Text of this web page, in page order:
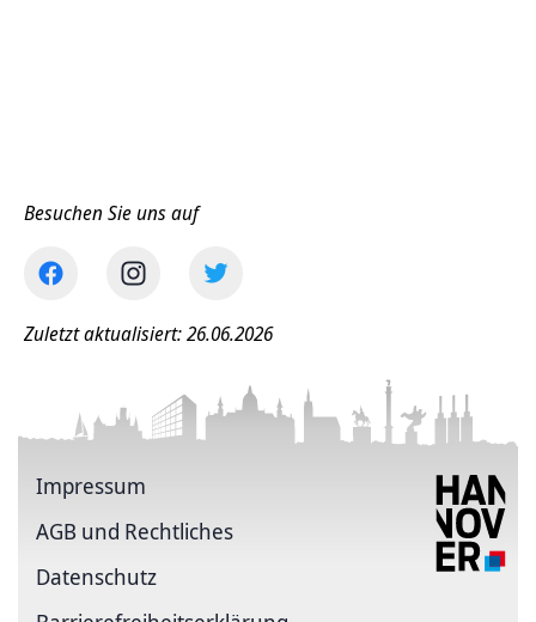
Besuchen Sie uns auf
Zuletzt aktualisiert: 26.06.2026
Impressum
AGB und Rechtliches
Datenschutz